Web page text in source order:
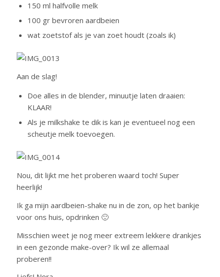
150 ml halfvolle melk
100 gr bevroren aardbeien
wat zoetstof als je van zoet houdt (zoals ik)
Aan de slag!
Doe alles in de blender, minuutje laten draaien:
KLAAR!
Als je milkshake te dik is kan je eventueel nog een
scheutje melk toevoegen.
Nou, dit lijkt me het proberen waard toch! Super
heerlijk!
Ik ga mijn aardbeien-shake nu in de zon, op het bankje
voor ons huis, opdrinken 🙂
Misschien weet je nog meer extreem lekkere drankjes
in een gezonde make-over? Ik wil ze allemaal
proberen!!